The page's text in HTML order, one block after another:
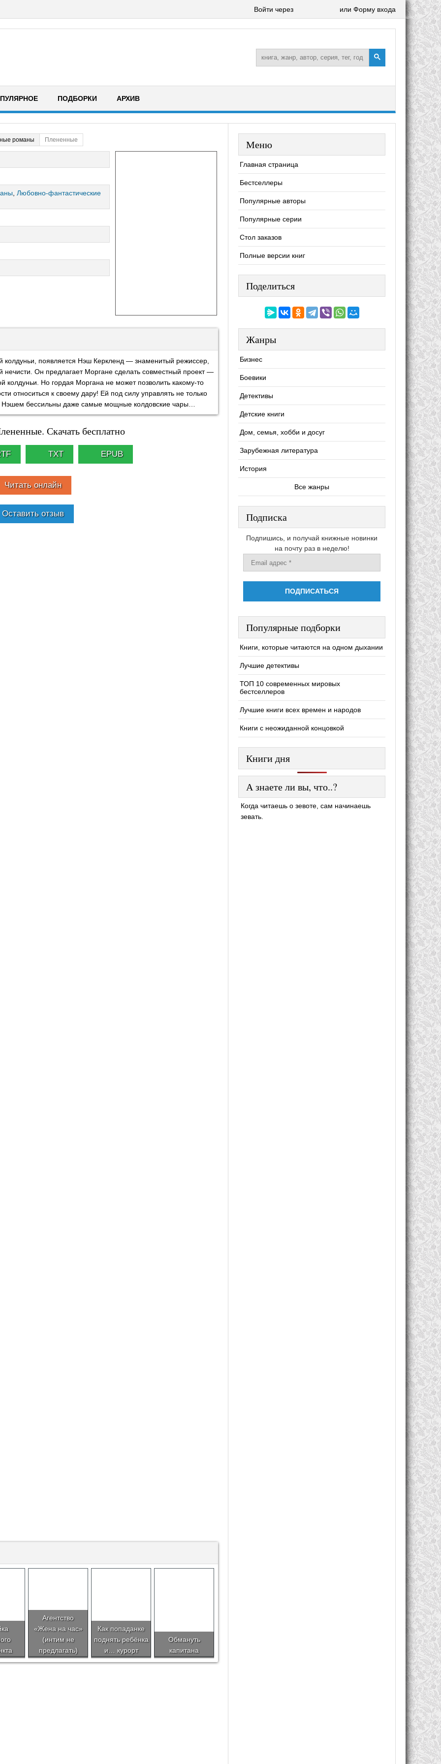
Войти через или Форму входа
ПОДБОРКИ АРХИВ
романы Плененные
Любовно-фантастические
колдуньи, появляется Нэш Керкленд — знаменитый режиссер,
нечисти. Он предлагает Моргане сделать совместный проект —
Но гордая Моргана не может позволить какому-то
относиться к своему дару! Ей под силу управлять не только
Нэшем бессильны даже самые мощные колдовские чары…
Скачать бесплатно
TXT EPUB
Читать онлайн
Оставить отзыв
Агентство
«Жена на час»
(интим не
предлагать)
Как попаданке
поднять ребёнка
и… курорт
Обмануть
капитана
Меню
Главная страница
Бестселлеры
Популярные авторы
Популярные серии
Стол заказов
Полные версии книг
Поделиться
Жанры
Бизнес
Боевики
Детективы
Детские книги
Дом, семья, хобби и досуг
Зарубежная литература
История
Все жанры
Подписка
Подпишись, и получай книжные новинки
на почту раз в неделю!
Популярные подборки
Книги, которые читаются на одном дыхании
Лучшие детективы
ТОП 10 современных мировых
бестселлеров
Лучшие книги всех времен и народов
Книги с неожиданной концовкой
Книги дня
А знаете ли вы, что..?
Когда читаешь о зевоте, сам начинаешь
зевать.